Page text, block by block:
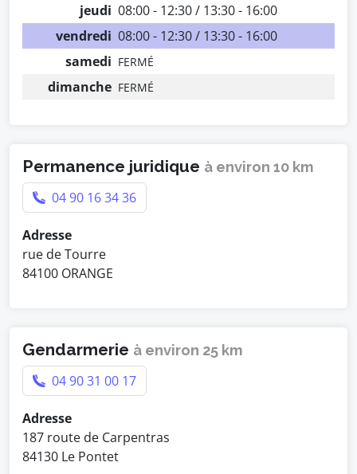
jeudi 08:00 - 12:30 / 13:30 - 16:00
vendredi 08:00 - 12:30 / 13:30 - 16:00
samedi FERMÉ
dimanche FERMÉ
Permanence juridique à environ 10 km
04 90 16 34 36
Adresse
rue de Tourre
84100 ORANGE
Gendarmerie à environ 25 km
04 90 31 00 17
Adresse
187 route de Carpentras
84130 Le Pontet